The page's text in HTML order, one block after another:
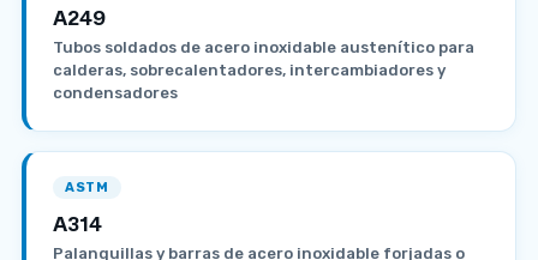
A249
Tubos soldados de acero inoxidable austenítico para
calderas, sobrecalentadores, intercambiadores y
condensadores
ASTM
A314
Palanquillas y barras de acero inoxidable forjadas o